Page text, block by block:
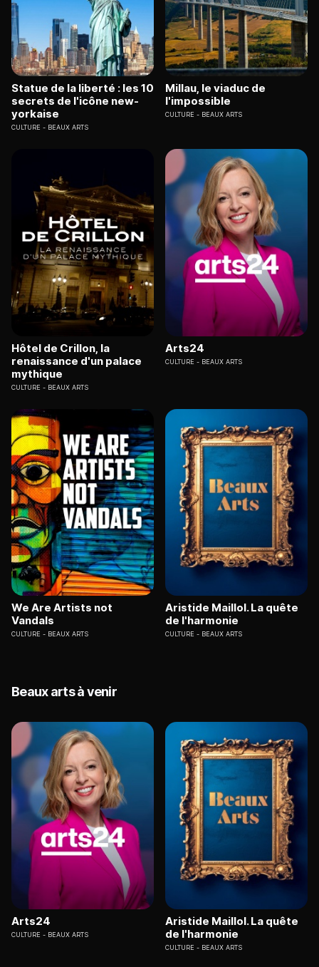
Statue de la liberté : les 10
secrets de l'icône new-
yorkaise
CULTURE BEAUX ARTS
Millau, le viaduc de
l'impossible
CULTURE BEAUX ARTS
Hôtel de Crillon, la
renaissance d'un palace
mythique
CULTURE BEAUX ARTS
Arts24
CULTURE BEAUX ARTS
We Are Artists not
Vandals
CULTURE BEAUX ARTS
Aristide Maillol. La quête
de l'harmonie
CULTURE BEAUX ARTS
Beaux arts à venir
Arts24
CULTURE BEAUX ARTS
Aristide Maillol. La quête
de l'harmonie
CULTURE BEAUX ARTS